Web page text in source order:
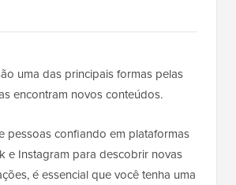
uma das principais formas pelas
encontram novos conteúdos.
pessoas confiando em plataformas
e Instagram para descobrir novas
é essencial que você tenha uma